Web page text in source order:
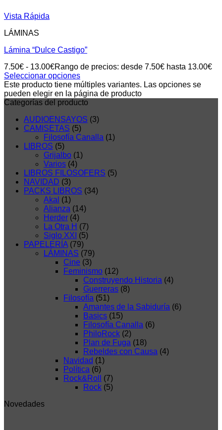
Vista Rápida
LÁMINAS
Lámina “Dulce Castigo”
7.50€ - 13.00€Rango de precios: desde 7.50€ hasta 13.00€
Seleccionar opciones
Este producto tiene múltiples variantes. Las opciones se
pueden elegir en la página de producto
Categorías del producto
AUDIOENSAYOS (3)
CAMISETAS (5)
Filosofía Canalla (1)
LIBROS (5)
Grijalbo (1)
Varios (4)
LIBROS FILOSOFERS (5)
NAVIDAD (3)
PACKS LIBROS (34)
Akal (1)
Alianza (14)
Herder (4)
La Otra H (7)
Siglo XXI (5)
PAPELERÍA (79)
LÁMINAS (79)
Cine (3)
Feminismo (12)
Construyendo Historia (4)
Guerreras (8)
Filosofía (51)
Amantes de la Sabiduría (6)
Basics (15)
Filosofía Canalla (6)
PhiloRock (2)
Plan de Fuga (18)
Rebeldes con Causa (4)
Navidad (1)
Política (6)
Rock&Roll
(7)
Rock (5)
Novedades